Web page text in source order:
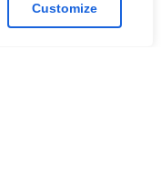
Customize